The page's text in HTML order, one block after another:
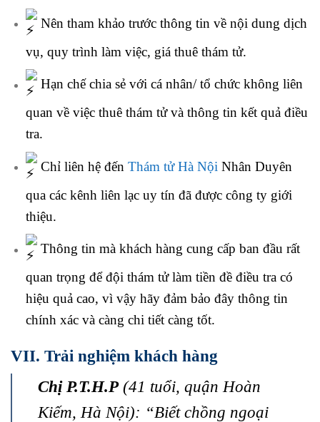
Nên tham khảo trước thông tin về nội dung dịch
vụ, quy trình làm việc, giá thuê thám tử.
Hạn chế chia sẻ với cá nhân/ tổ chức không liên
quan về việc thuê thám tử và thông tin kết quả điều
tra.
Chỉ liên hệ đến Thám tử Hà Nội Nhân Duyên
qua các kênh liên lạc uy tín đã được công ty giới
thiệu.
Thông tin mà khách hàng cung cấp ban đầu rất
quan trọng để đội thám tử làm tiền đề điều tra có
hiệu quả cao, vì vậy hãy đảm bảo đây thông tin
chính xác và càng chi tiết càng tốt.
VII. Trải nghiệm khách hàng
Chị P.T.H.P(41 tuổi, quận Hoàn
Kiếm, Hà Nội): “Biết chồng ngoại